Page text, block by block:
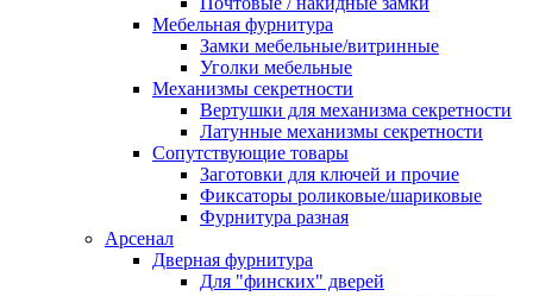
Мебельная фурнитура
Замки мебельные/витринные
Уголки мебельные
Механизмы секретности
Вертушки для механизма секретности
Латунные механизмы секретности
Сопутствующие товары
Заготовки для ключей и прочие
Фиксаторы роликовые/шариковые
Фурнитура разная
Арсенал
Дверная фурнитура
Для "финских" дверей